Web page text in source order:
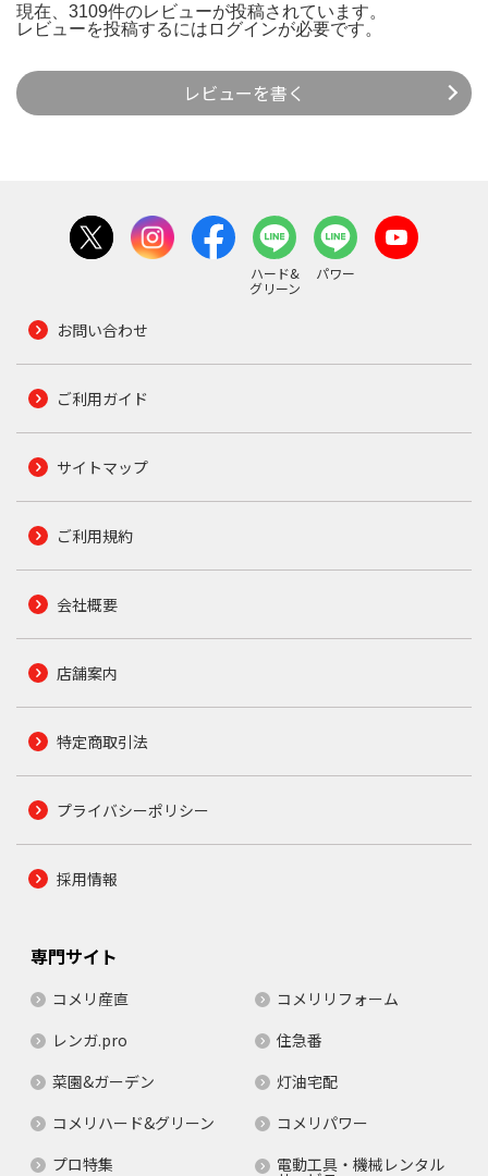
現在、3109件のレビューが投稿されています。
レビューを投稿するには ログインが必要です。
レビューを書く
ハード&
グリーン
パワー
お問い合わせ
ご利用ガイド
サイトマップ
ご利用規約
会社概要
店舗案内
特定商取引法
プライバシーポリシー
採用情報
専門サイト
コメリ産直
コメリリフォーム
レンガ.pro
住急番
菜園&ガーデン
灯油宅配
コメリハード&グリーン
コメリパワー
プロ特集
電動工具・機械レンタル